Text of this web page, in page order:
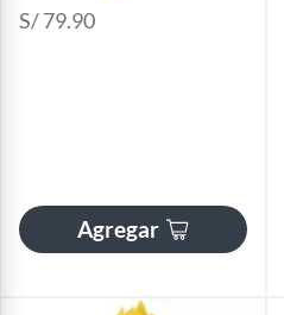
S/ 79.90
Agregar